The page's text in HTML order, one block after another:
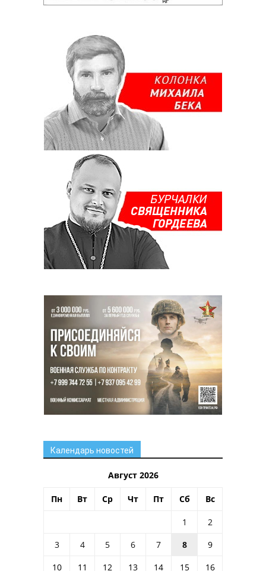
Календарь новостей
Август 2026
Пн Вт Ср Чт Пт Сб Вс
1
2
3
4 5 6 7 8
9
10
11 12 13 14 15
16